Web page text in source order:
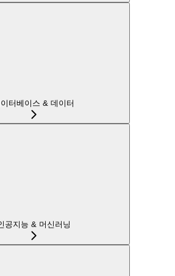
터베이스 & 데이터
공지능 & 머신러닝